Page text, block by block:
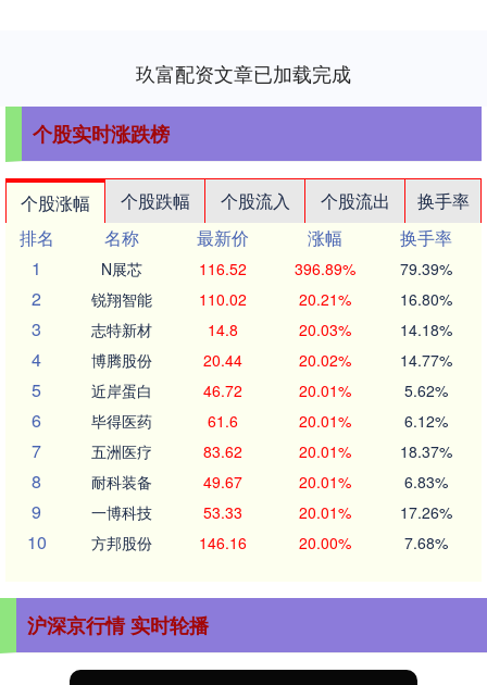
玖富配资文章已加载完成
个股实时涨跌榜
个股涨幅 个股跌幅 个股流入 个股流出
换手率
排名
名称 最新价 涨幅
换手率
1
N展芯 116.52 396.89% 79.39%
2 锐翔智能 110.02 20.21% 16.80%
3 志特新材 14.8 20.03% 14.18%
4 博腾股份 20.44 20.02% 14.77%
5 近岸蛋白 46.72 20.01% 5.62%
6 毕得医药 61.6 20.01% 6.12%
7 五洲医疗 83.62 20.01% 18.37%
8 耐科装备 49.67 20.01% 6.83%
9 一博科技 53.33 20.01% 17.26%
10 方邦股份 146.16 20.00% 7.68%
沪深京行情 实时轮播